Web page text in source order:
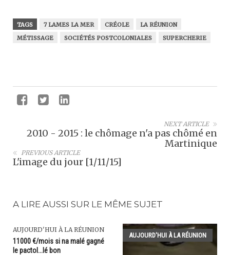
TAGS 7 LAMES LA MER CRÉOLE
LA RÉUNION
MÉTISSAGE
SOCIÉTÉS POSTCOLONIALES SUPERCHERIE
NEXT ARTICLE
2010 - 2015 : le chômage n'a pas chômé en
Martinique
PREVIOUS ARTICLE
L'image du jour [1/11/15]
A LIRE AUSSI SUR LE MÊME SUJET
AUJOURD'HUI À LA RÉUNION
11000 €/mois si na malé gagné
le pactol...lé bon
AUJOURD'HUI À LA RÉUNION